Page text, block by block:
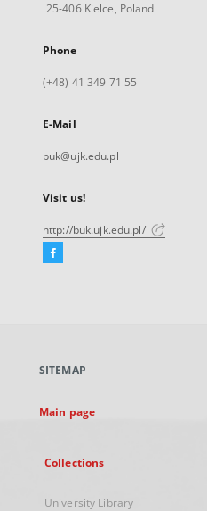
25-406 Kielce, Poland
Phone
(+48) 41 349 71 55
E-Mail
buk@ujk.edu.pl
Visit us!
http://buk.ujk.edu.pl/
Facebook
new
SITEMAP
Main page
Collections
University Library